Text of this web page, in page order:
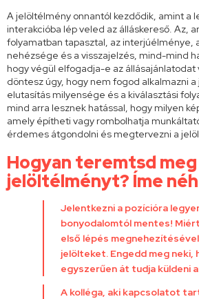
A jelöltélmény onnantól kezdődik, amint a
interakcióba lép veled az álláskereső. Az,
folyamatban tapasztal, az interjúélménye,
nehézsége és a visszajelzés, mind-mind
hogy végül elfogadja-e az állásajánlatodat
döntesz úgy, hogy nem fogod alkalmazni
elutasítás milyensége és a kiválasztási
mind arra lesznek hatással, hogy milyen
amely építheti vagy rombolhatja
érdemes átgondolni és megtervezni a
Hogyan teremtsd meg
jelöltélményt? Íme
Jelentkezni a pozícióra
bonyodalomtól mentes!
első lépés
jelölteket. Engedd meg neki,
egyszerűen át tudja küldeni
A kolléga, aki kapcsolatot